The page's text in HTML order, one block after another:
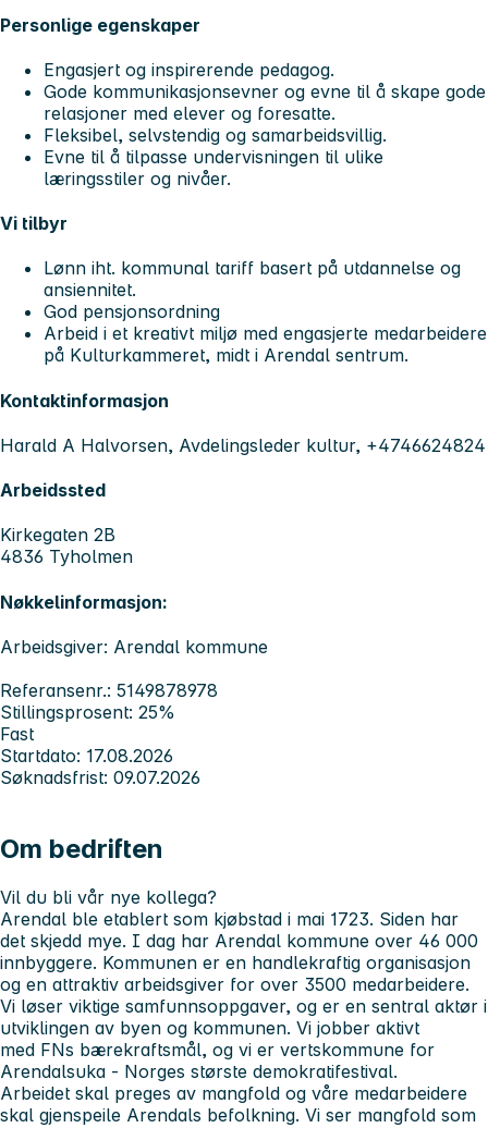
Personlige egenskaper
Engasjert og inspirerende pedagog.
Gode kommunikasjonsevner og evne til å skape gode
relasjoner med elever og foresatte.
Fleksibel, selvstendig og samarbeidsvillig.
Evne til å tilpasse undervisningen til ulike
læringsstiler og nivåer.
Vi tilbyr
Lønn iht. kommunal tariff basert på utdannelse og
ansiennitet.
God pensjonsordning
Arbeid i et kreativt miljø med engasjerte medarbeidere
på Kulturkammeret, midt i Arendal sentrum.
Kontaktinformasjon
Harald A Halvorsen, Avdelingsleder kultur, +4746624824
Arbeidssted
Kirkegaten 2B
4836 Tyholmen
Nøkkelinformasjon:
Arbeidsgiver: Arendal kommune
Referansenr.: 5149878978
Stillingsprosent: 25%
Fast
Startdato: 17.08.2026
Søknadsfrist: 09.07.2026
Om bedriften
Vil du bli vår nye kollega?
Arendal ble etablert som kjøbstad i mai 1723. Siden har
det skjedd mye. I dag har Arendal kommune over 46 000
innbyggere. Kommunen er en handlekraftig organisasjon
og en attraktiv arbeidsgiver for over 3500 medarbeidere.
Vi løser viktige samfunnsoppgaver, og er en sentral aktør i
utviklingen av byen og kommunen. Vi jobber aktivt
med FNs bærekraftsmål, og vi er vertskommune for
Arendalsuka - Norges største demokratifestival.
Arbeidet skal preges av mangfold og våre medarbeidere
skal gjenspeile Arendals befolkning. Vi ser mangfold som